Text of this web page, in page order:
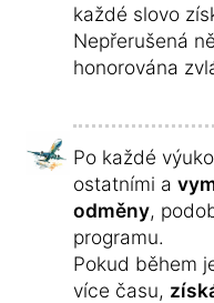
každé slovo
Nepřerušená
honorována
Po každé
ostatními a
odměny,
programu.
Pokud během
více času,